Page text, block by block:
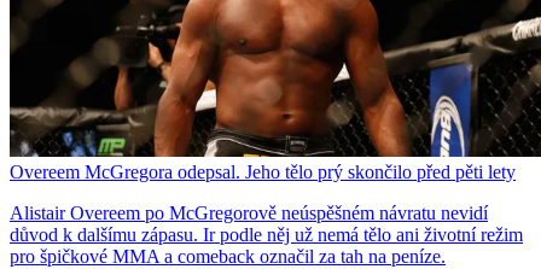
Overeem McGregora odepsal. Jeho tělo prý skončilo před pěti lety
Alistair Overeem po McGregorově neúspěšném návratu nevidí
důvod k dalšímu zápasu. Ir podle něj už nemá tělo ani životní režim
pro špičkové MMA a comeback označil za tah na peníze.